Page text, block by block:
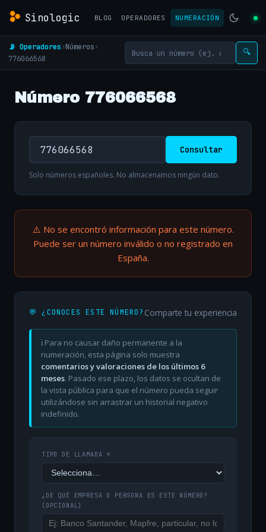
Sinologic BLOG OPERADORES NUMERACIÓN
📡 Operadores›Números›
776066568
🔍
Número 776066568
Consultar
Solo números españoles. No almacenamos ningún dato.
⚠️ No se encontró información para este número.
Puede ser un número inválido o no registrado en
España.
💬 ¿CONOCES ESTE NÚMERO? Comparte tu experiencia
ℹ️ Para no causar daño permanente a la
numeración, esta página solo muestra
comentarios y valoraciones de los últimos 6
meses. Pasado ese plazo, los datos se ocultan de
la vista pública para que el número pueda seguir
utilizándose sin arrastrar un historial negativo
indefinido.
TIPO DE LLAMADA *
¿DE QUÉ EMPRESA O PERSONA ES ESTE NÚMERO?
(OPCIONAL)